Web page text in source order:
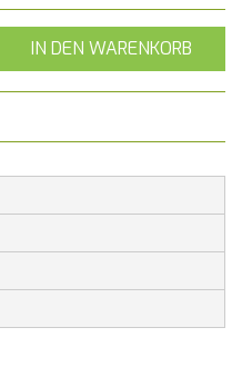
IN DEN WARENKORB